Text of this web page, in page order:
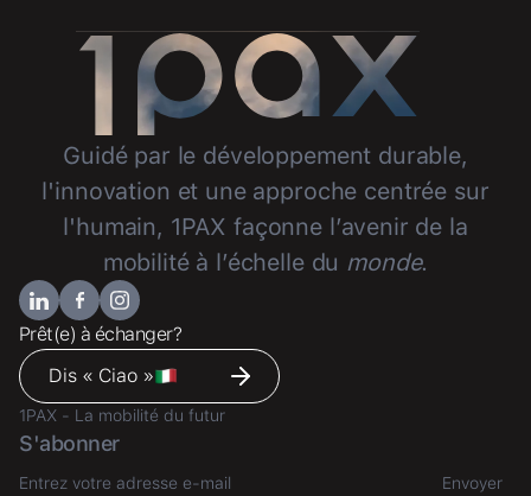
Guidé par le développement durable,
l'innovation et une approche centrée sur
l'humain, 1PAX façonne l’avenir de la
mobilité à l’échelle du monde.
1PAX - La mobilité du futur
Prêt(e) à échanger?
Dis « Ciao »
S'abonner